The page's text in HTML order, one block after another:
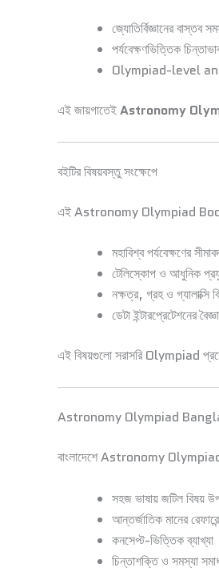
জ্যোতির্বিজ্ঞানের বাস্তব
পর্যবেক্ষণভিত্তিক
Olympiad-level
এই জায়গাতেইAstronomy
বইটির বিষয়বস্তু সংক্ষেপে
এই Astronomy Olympiad Book-এ
মহাবিশ্ব পর্যবেক্ষণের
টেলিস্কোপ ও আধুনিক
নক্ষত্র, গ্রহ ও গ্যালাক্সি
ডেটা ইন্টারপ্রেটেশনের
এই বিষয়গুলো সরাসরি Olympiad
Astronomy Olympiad
বাংলাদেশে Astronomy Olympiad-
সহজ ভাষায় জটিল বিষয়
আন্তর্জাতিক মানের
কনসেপ্ট-ভিত্তিক ব্যাখ্যা
চিন্তাশক্তি ও সমস্যা